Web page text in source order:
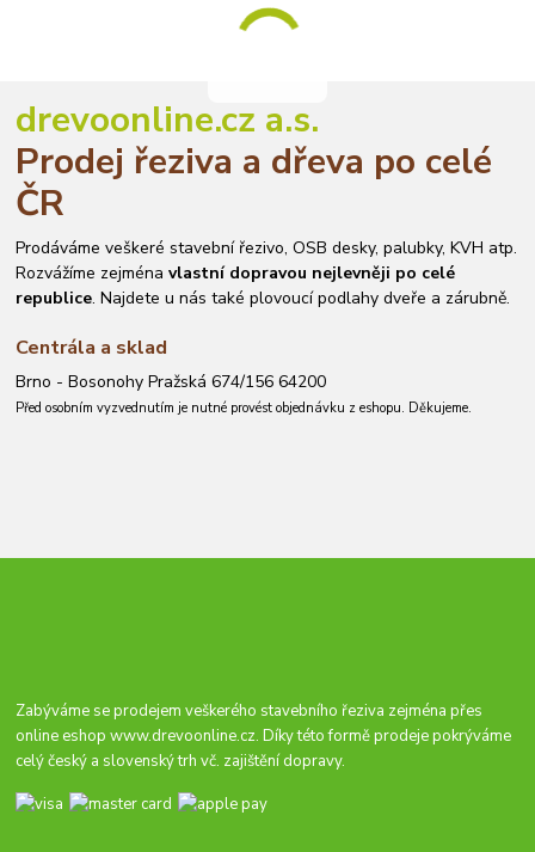
drevoonline.cz a.s.
Prodej řeziva a dřeva po celé
ČR
Prodáváme veškeré stavební řezivo, OSB desky, palubky, KVH atp.
Rozvážíme zejménavlastní dopravou nejlevněji po celé
republice. Najdete u nás také plovoucí podlahy dveře a zárubně.
Centrála a sklad
Brno - Bosonohy Pražská 674/156 64200
Před osobním vyzvednutím je nutné provést objednávku z eshopu. Děkujeme.
Zabýváme se prodejem veškerého stavebního řeziva zejména přes
online eshopwww.drevoonline.cz. Díky této formě prodeje pokrýváme
celý český a slovenský trh vč. zajištění dopravy.